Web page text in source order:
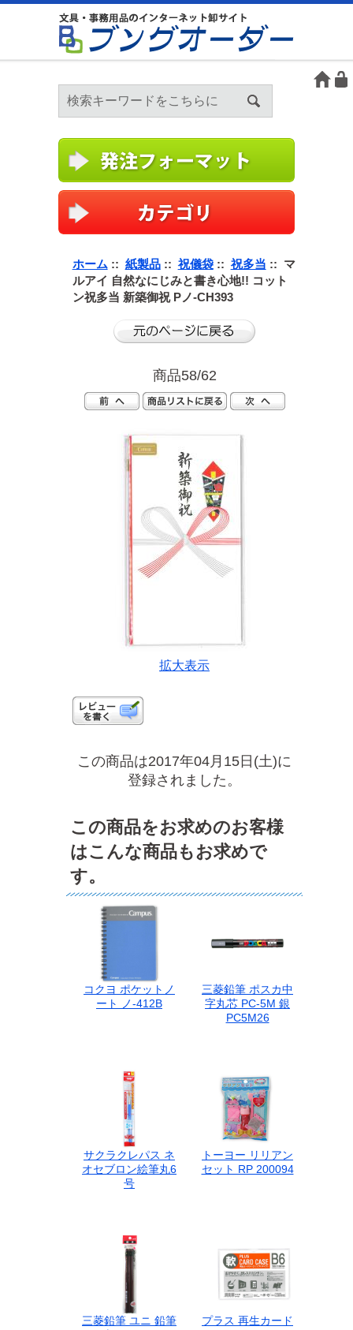
ホーム :: 紙製品:: 祝儀袋:: 祝多当 :: マ
ルアイ 自然なにじみと書き心地!! コット
ン祝多当 新築御祝 Pノ-CH393
商品58/62
拡大表示
この商品は2017年04月15日(土)に
登録されました。
この商品をお求めのお客様
はこんな商品もお求めで
す。
コクヨ ポケットノ
ート ノ-412B
三菱鉛筆 ポスカ中
字丸芯 PC-5M 銀
PC5M26
サクラクレパス ネ
オセブロン絵筆丸6
号
トーヨー リリアン
セット RP 200094
三菱鉛筆 ユニ 鉛筆
プラス 再生カード